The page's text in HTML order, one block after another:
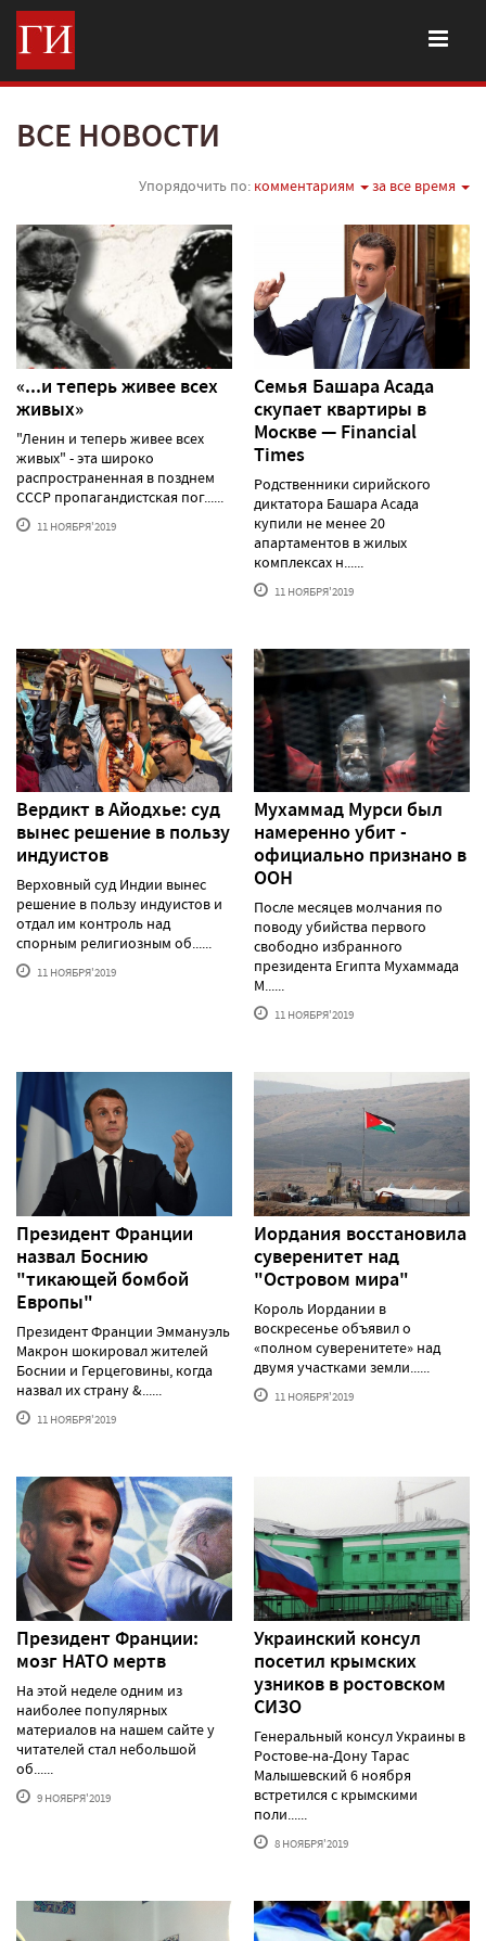
ВСЕ НОВОСТИ
Упорядочить по: комментариям за все время
«...и теперь живее всех
живых»
"Ленин и теперь живее всех
живых" - эта широко
распространенная в позднем
СССР пропагандистская пог......
11 НОЯБРЯ'2019
Семья Башара Асада
скупает квартиры в
Москве — Financial
Times
Родственники сирийского
диктатора Башара Асада
купили не менее 20
апартаментов в жилых
комплексах н......
11 НОЯБРЯ'2019
Вердикт в Айодхье: суд
вынес решение в пользу
индуистов
Верховный суд Индии вынес
решение в пользу индуистов и
отдал им контроль над
спорным религиозным об......
11 НОЯБРЯ'2019
Мухаммад Мурси был
намеренно убит -
официально признано в
ООН
После месяцев молчания по
поводу убийства первого
свободно избранного
президента Египта Мухаммада
М......
11 НОЯБРЯ'2019
Президент Франции
назвал Боснию
"тикающей бомбой
Европы"
Президент Франции Эммануэль
Макрон шокировал жителей
Боснии и Герцеговины, когда
назвал их страну &......
11 НОЯБРЯ'2019
Иордания восстановила
суверенитет над
"Островом мира"
Король Иордании в
воскресенье объявил о
«полном суверенитете» над
двумя участками земли......
11 НОЯБРЯ'2019
Президент Франции:
мозг НАТО мертв
На этой неделе одним из
наиболее популярных
материалов на нашем сайте у
читателей стал небольшой
об......
9 НОЯБРЯ'2019
Украинский консул
посетил крымских
узников в ростовском
СИЗО
Генеральный консул Украины в
Ростове-на-Дону Тарас
Малышевский 6 ноября
встретился с крымскими
поли......
8 НОЯБРЯ'2019